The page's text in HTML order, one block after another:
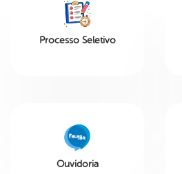
Processo Seletivo
Ouvidoria